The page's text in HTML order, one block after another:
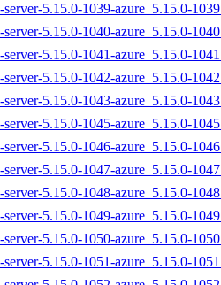
5.15.0-1039-azure_5.15.0-
5.15.0-1040-azure_5.15.0-
5.15.0-1041-azure_5.15.0-
5.15.0-1042-azure_5.15.0-
5.15.0-1043-azure_5.15.0-
5.15.0-1045-azure_5.15.0-
5.15.0-1046-azure_5.15.0-
5.15.0-1047-azure_5.15.0-
5.15.0-1048-azure_5.15.0-
5.15.0-1049-azure_5.15.0-
5.15.0-1050-azure_5.15.0-
5.15.0-1051-azure_5.15.0-